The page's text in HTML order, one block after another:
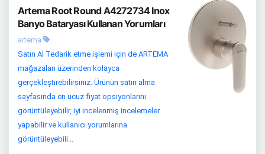
Artema Root Round A4272734 Inox
Banyo Bataryası Kullanan Yorumları
artema
Satın Al Tedarik etme işlemi için de ARTEMA
mağazaları üzerinden kolayca
gerçekleştirebilirsiniz. Ürünün satın alma
sayfasında en ucuz fiyat opsiyonlarını
görüntüleyebilir, iyi incelenmiş incelemeler
yapabilir ve kullanıcı yorumlarına
görüntüleyebili...